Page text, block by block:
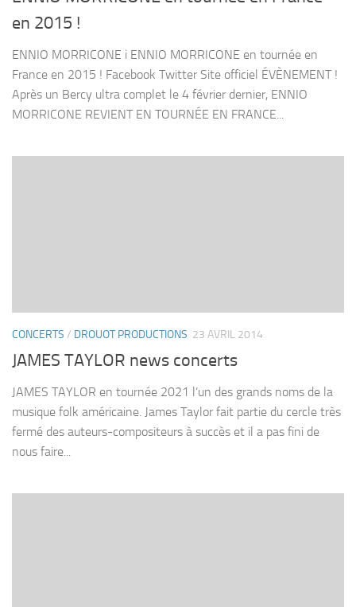
en 2015 !
ENNIO MORRICONE i ENNIO MORRICONE en tournée en
France en 2015 ! Facebook Twitter Site officiel ÉVÈNEMENT !
Après un Bercy ultra complet le 4 février dernier, ENNIO
MORRICONE REVIENT EN TOURNÉE EN FRANCE...
CONCERTS / DROUOT PRODUCTIONS 23 AVRIL 2014
JAMES TAYLOR news concerts
JAMES TAYLOR en tournée 2021 l’un des grands noms de la
musique folk américaine. James Taylor fait partie du cercle très
fermé des auteurs-compositeurs à succès et il a pas fini de
nous faire...